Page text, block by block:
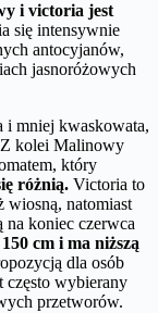
i victoria jest
się intensywnie
antocyjanów,
jasnoróżowych
i mniej kwaskowata,
Z kolei Malinowy
który
różnią. Victoria to
wiosną, natomiast
koniec czerwca
cm i ma niższą
dla osób
wybierany
przetworów.